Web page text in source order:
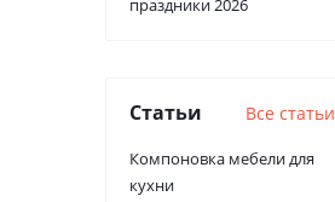
праздники 2026
Статьи Все статьи
Компоновка мебели для
кухни